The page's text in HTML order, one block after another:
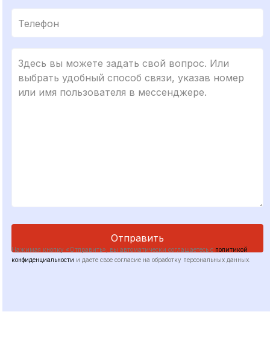
Нажимая кнопку «Отправить», вы автоматически соглашаетесь с политикой
конфиденциальности и даете свое согласие на обработку персональных данных.